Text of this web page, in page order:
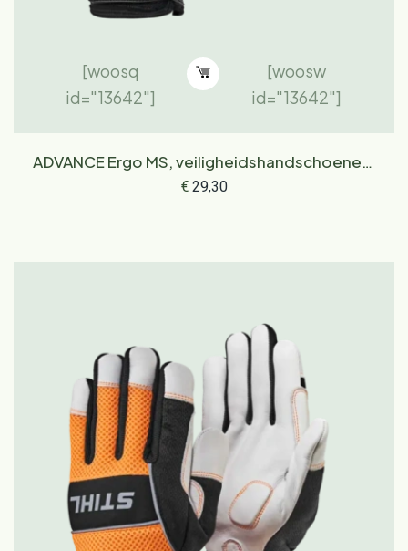
[woosq
id="13642"]
[woosw
id="13642"]
ADVANCE Ergo MS, veiligheidshandschoenen,
maat S
€29,30